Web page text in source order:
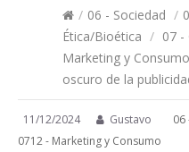
/ 06 - Sociedad /
Ética/Bioética / 07 -
Marketing y Consumo
oscuro de la
11/12/2024 Gustavo 06
0712 - Marketing y Consumo